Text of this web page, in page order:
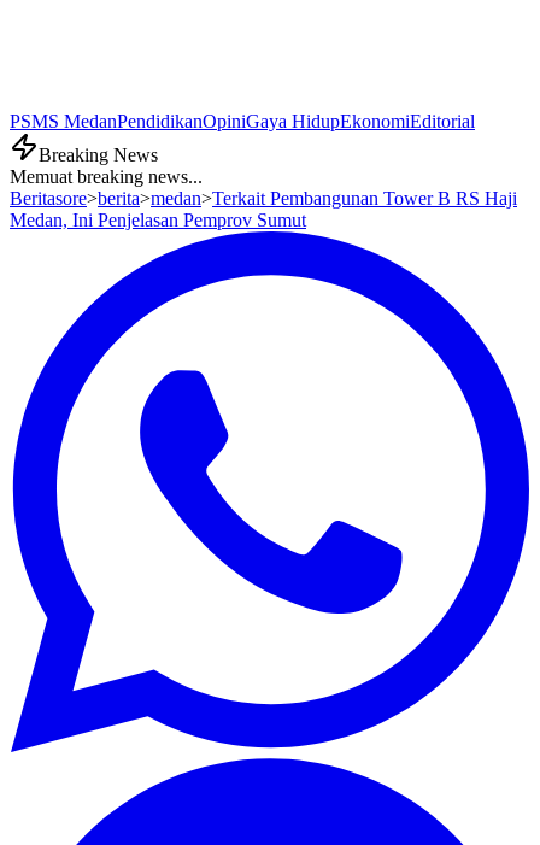
PSMS MedanPendidikanOpiniGaya HidupEkonomiEditorial
Breaking News
Memuat breaking news...
Beritasore>berita>medan>Terkait Pembangunan Tower B RS Haji
Medan, Ini Penjelasan Pemprov Sumut